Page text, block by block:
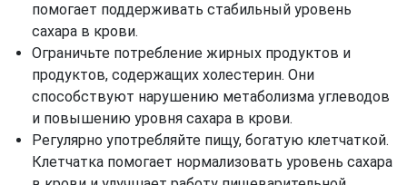
помогает поддерживать стабильный уровень
сахара в крови.
Ограничьте потребление жирных продуктов и
продуктов, содержащих холестерин. Они
способствуют нарушению метаболизма углеводов
и повышению уровня сахара в крови.
Регулярно употребляйте пищу, богатую клетчаткой.
Клетчатка помогает нормализовать уровень сахара